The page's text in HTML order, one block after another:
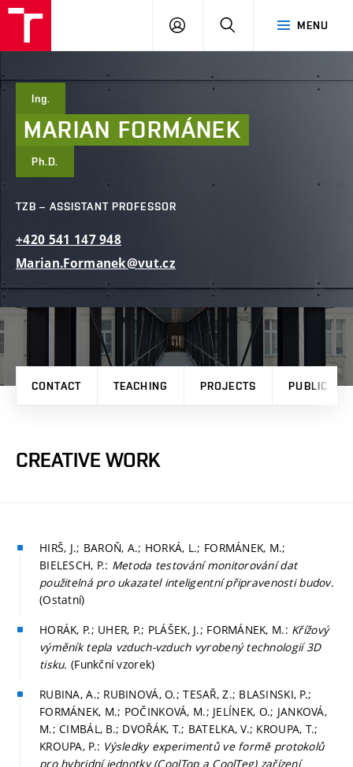
MENU
LOG
Ing.
MARIAN FORMÁNEK
Ph.D.
TZB – ASSISTANT PROFESSOR
+420 541 147948
Marian.Formanek@vut.cz
CONTACT TEACHING PROJECTS
CREATIVE WORK
HIRŠ, J.; BAROŇ, A.; HORKÁ, L.; FORMÁNEK, M.;
BIELESCH, P.: Metoda testování monitorování dat
použitelná pro ukazatel inteligentní připravenosti budov.
(Ostatní)
HORÁK, P.; UHER, P.; PLÁŠEK, J.; FORMÁNEK, M.: Křížový
výměník tepla vzduch-vzduch vyrobený technologií 3D
tisku. (Funkční vzorek)
RUBINA, A.; RUBINOVÁ, O.; TESAŘ, Z.; BLASINSKI, P.;
FORMÁNEK, M.; POČINKOVÁ, M.; JELÍNEK, O.; JANKOVÁ,
M.; CIMBÁL, B.; DVOŘÁK, T.; BATELKA, V.; KROUPA, T.;
KROUPA, P.: Výsledky experimentů ve formě protokolů
pro hybridní jednotky (CoolTop a CoolTeg) zařízení